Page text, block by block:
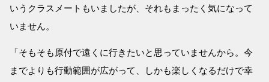
いうクラスメートもいましたが、それもまったく気になって
いません。
「そもそも原付で遠くに行きたいと思っていませんから。今
までよりも行動範囲が広がって、しかも楽しくなるだけで幸